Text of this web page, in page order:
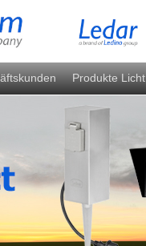
Produkte Licht